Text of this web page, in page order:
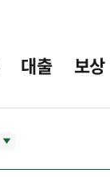
대출 보상